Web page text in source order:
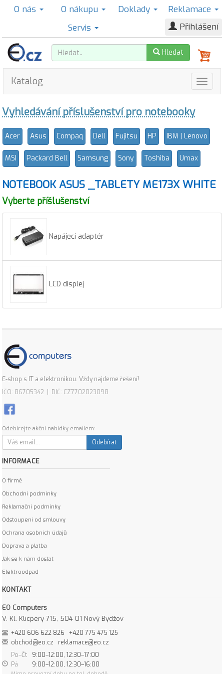
O nás O nákupu Doklady
Reklamace
Servis
Přihlášení
Hledat
Katalog
Vyhledávání příslušenství pro notebooky
Acer Asus Compaq Dell Fujitsu HP IBM | Lenovo
MSI Packard Bell Samsung Sony Toshiba Umax
NOTEBOOK ASUS _TABLETY ME173X WHITE
Vyberte příšlušenství
Napájecí adaptér
LCD displej
E-shop s IT a elektronikou. Vždy najdeme řešení!
IČO: 86705342 | DIČ: CZ7702023098
Odebírejte akční nabídky emailem:
Odebírat
INFORMACE
O firmě
Obchodní podmínky
Reklamační podmínky
Odstoupení od smlouvy
Ochrana osobních údajů
Doprava a platba
Jak se k nám dostat
Elektroodpad
KONTAKT
EO Computers
V. Kl. Klicpery 715, 504 01 Nový Bydžov
+420 606 622 826
+420 775 475 125
obchod@eo.cz
reklamace@eo.cz
Po–Čt
9:00–12:00, 12:30–17:00
Pá
9:00–12:00, 12:30–16:00